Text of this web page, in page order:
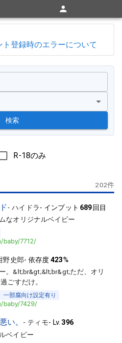
ト登録時のエラーについて
検索
R-18のみ
202件
-ハイドラ- インプット 689回目
なオリジナルベイビー
baby/7712/
野史郎-依存度423%
。&lt;br&gt;&lt;br&gt;ただ、オリ
ごすだけ。
一部腐向け設定有り
baby/7429/
い。 - ティモ- Lv. 396
ベイビー